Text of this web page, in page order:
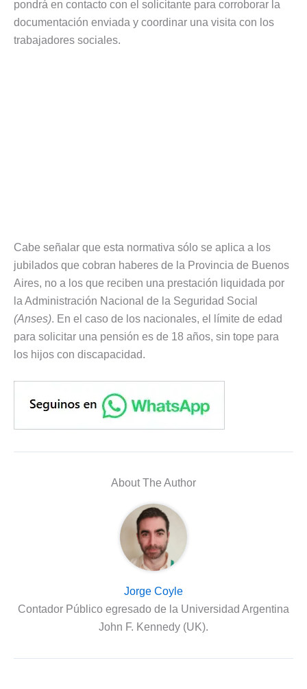
pondrá en contacto con el solicitante para corroborar la
documentación enviada y coordinar una visita con los
trabajadores sociales.
Cabe señalar que esta normativa sólo se aplica a los
jubilados que cobran haberes de la Provincia de Buenos
Aires, no a los que reciben una prestación liquidada por
la Administración Nacional de la Seguridad Social
(Anses). En el caso de los nacionales, el límite de edad
para solicitar una pensión es de 18 años, sin tope para
los hijos con discapacidad.
About The Author
Jorge Coyle
Contador Público egresado de la Universidad Argentina
John F. Kennedy (UK).